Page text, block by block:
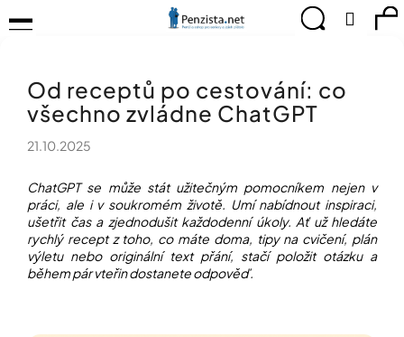
na
TIPY
PRO
ZDRAVÍ
CVIČÍME
PRO
RADOST
OBJEVUJTE
TVOŘTE
Hledat
Menu
Od receptů po cestování: co
všechno zvládne ChatGPT
21.10.2025
ChatGPT se může stát užitečným pomocníkem nejen v
práci, ale i v soukromém životě. Umí nabídnout inspiraci,
ušetřit čas a zjednodušit každodenní úkoly. Ať už hledáte
rychlý recept z toho, co máte doma, tipy na cvičení, plán
výletu nebo originální text přání, stačí položit otázku a
během pár vteřin dostanete odpověď.
o
C
o
o
e
b
u